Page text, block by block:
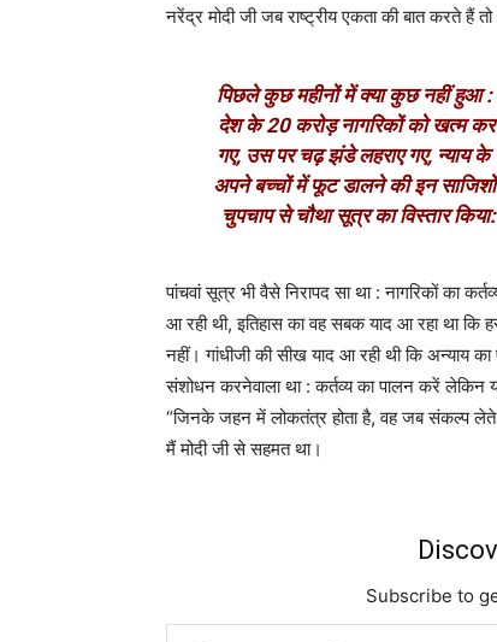
नरेंद्र मोदी जी जब राष्ट्रीय एकता की बात करते हैं
पिछले कुछ महीनों में क्या कुछ नहीं हुआ
देश के 20 करोड़ नागरिकों को खत्म
गए, उस पर चढ़ झंडे लहराए गए, न्याय
अपने बच्चों में फूट डालने की इन
चुपचाप से चौथा सूत्र का विस्तार
पांचवां सूत्र भी वैसे निरापद सा था : नागरिकों का
आ रही थी, इतिहास का वह सबक याद आ रहा था कि
नहीं। गांधीजी की सीख याद आ रही थी कि अन्याय
संशोधन करनेवाला था : कर्तव्य का पालन करें लेकिन
“जिनके जहन में लोकतंत्र होता है, वह जब संकल्प लेते
मैं मोदी जी से सहमत था।
Subscribe to
Type your email…